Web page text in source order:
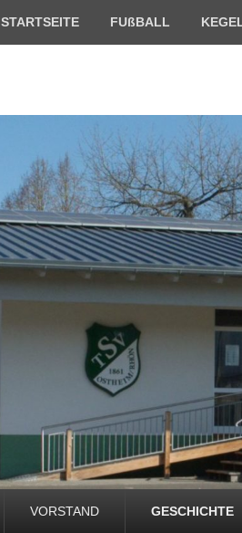
STARTSEITE FUßBALL
VORSTAND GESCHICHTE